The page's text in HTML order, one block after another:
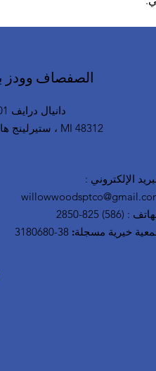
الصفصاف وودز
11001 دانيال درايف
ستيرلينج هايتس ، MI 48312
الإلكتروني :
:
(586) 825-2850
خيرية مسجلة: